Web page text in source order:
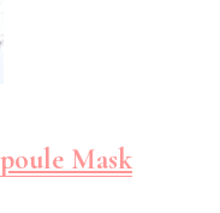
Mask